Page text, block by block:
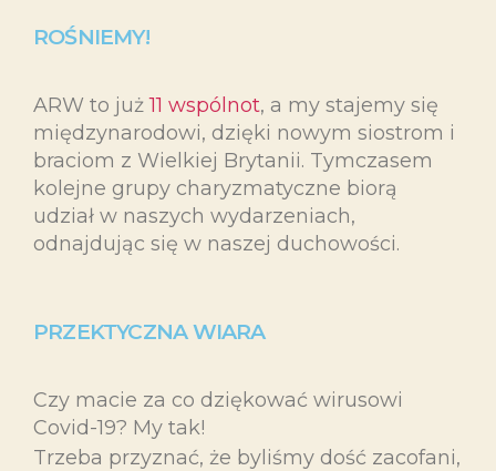
ROŚNIEMY!
ARW to już11 wspólnot, a my stajemy się
międzynarodowi, dzięki nowym siostrom i
braciom z Wielkiej Brytanii. Tymczasem
kolejne grupy charyzmatyczne biorą
udział w naszych wydarzeniach,
odnajdując się w naszej duchowości.
PRZEKTYCZNA WIARA
Czy macie za co dziękować wirusowi
Covid-19? My tak!
Trzeba przyznać, że byliśmy dość zacofani,